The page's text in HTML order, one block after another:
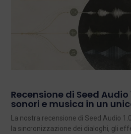
Recensione di Seed
sonori e musica in un
La nostra recensione di Seed Audio
la sincronizzazione dei dialoghi, gli